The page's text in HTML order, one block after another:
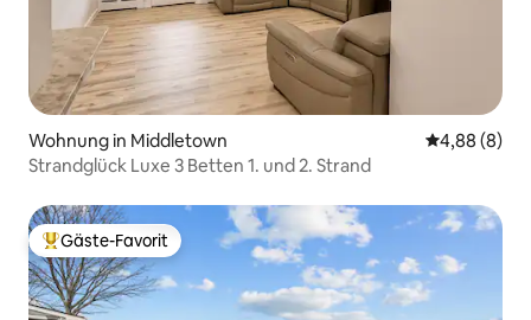
Wohnung in Middletown
4,88 (8)
Strandglück Luxe 3 Betten 1. und 2. Strand
Beliebter Gäste-Favorit.
Gäste-Favorit